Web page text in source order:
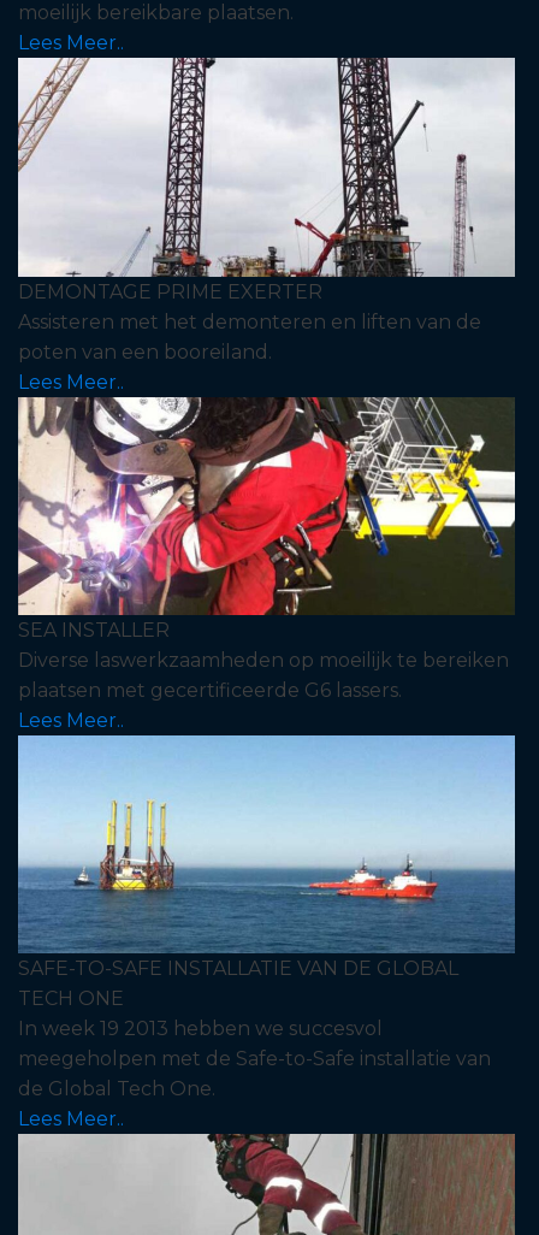
moeilijk bereikbare plaatsen.
Lees Meer..
DEMONTAGE PRIME EXERTER
Assisteren met het demonteren en liften van de
poten van een booreiland.
Lees Meer..
SEA INSTALLER
Diverse laswerkzaamheden op moeilijk te bereiken
plaatsen met gecertificeerde G6 lassers.
Lees Meer..
SAFE-TO-SAFE INSTALLATIE VAN DE GLOBAL
TECH ONE
In week 19 2013 hebben we succesvol
meegeholpen met de Safe-to-Safe installatie van
de Global Tech One.
Lees Meer..